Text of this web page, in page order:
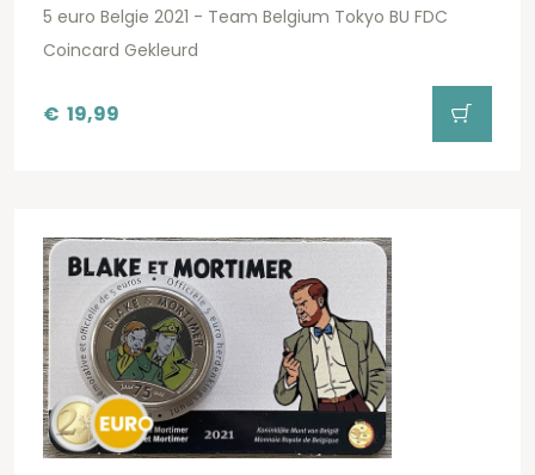
5 euro Belgie 2021 - Team Belgium Tokyo BU FDC
Coincard Gekleurd
€ 19,99